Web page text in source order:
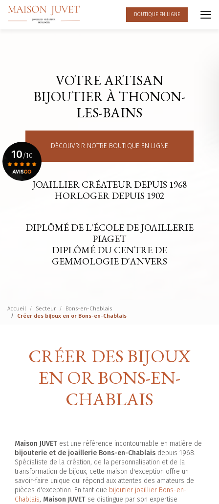
Aller
contenu
BOUTIQUE EN LIGNE
VOTRE ARTISAN
BIJOUTIER À THONON-
LES-BAINS
DÉCOUVRIR NOTRE BOUTIQUE EN LIGNE
JOAILLIER CRÉATEUR DEPUIS 1968
HORLOGER DEPUIS 1902
DIPLÔMÉ DE L'ÉCOLE DE JOAILLERIE
PIAGET
DIPLÔMÉ DU CENTRE DE
GEMMOLOGIE D'ANVERS
10/10
Voir le certificat
Accueil Secteur
Bons-en-Chablais
Créer des bijoux en or Bons-en-Chablais
CRÉER DES BIJOUX
EN OR BONS-EN-
CHABLAIS
Maison JUVET est une référence incontournable en matière de
bijouterie et de joaillerie Bons-en-Chablais depuis 1968.
Spécialiste de la création, de la personnalisation et de la
transformation de bijoux, cette maison d'exception offre un
savoir-faire unique qui répond aux attentes des amateurs de
pièces d'exception. En tant que bijoutier joaillier Bons-en-
Chablais, Maison JUVET se distingue par son expertise